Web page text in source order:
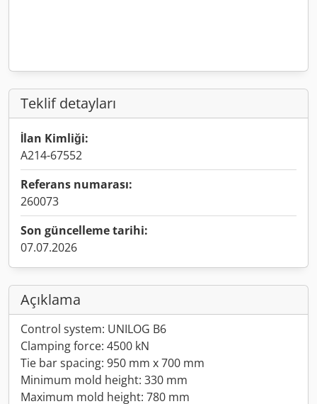
Teklif detayları
İlan Kimliği:
A214-67552
Referans numarası:
260073
Son güncelleme tarihi:
07.07.2026
Açıklama
Control system: UNILOG B6
Clamping force: 4500 kN
Tie bar spacing: 950 mm x 700 mm
Minimum mold height: 330 mm
Maximum mold height: 780 mm